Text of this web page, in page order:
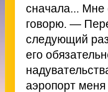
сначала...
говорю. —
следующий
его
аэропорт